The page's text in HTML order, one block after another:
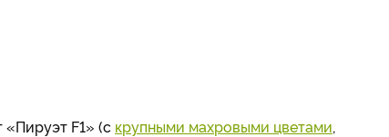
F1» (с крупными махровыми цветами,